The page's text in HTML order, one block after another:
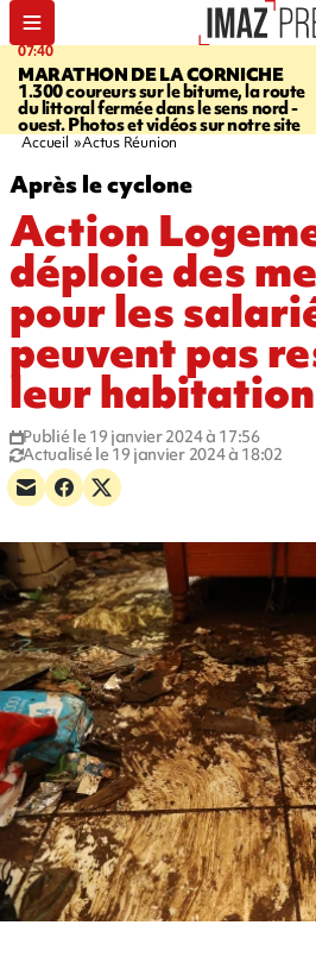
07:40
MARATHON DE LA CORNICHE
1.300 coureurs sur le bitume, la route
du littoral fermée dans le sens nord -
ouest. Photos et vidéos sur notre site
Accueil Actus Réunion
Après le cyclone
Action
déploie des
pour les
peuvent pas
leur habitation
Publié le 19 janvier 2024 à 17:56
Actualisé le 19 janvier 2024 à 18:02